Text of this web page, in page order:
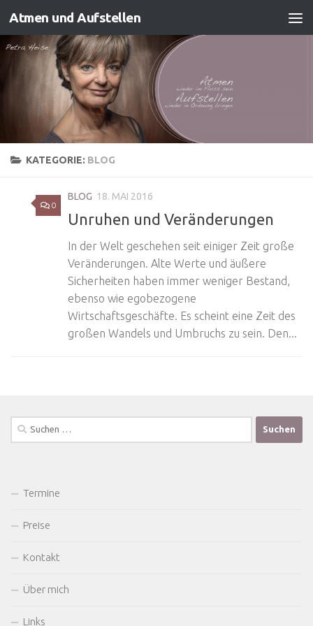
Zum Inhalt springen
Atmen und Aufstellen
KATEGORIE: BLOG
0
BLOG 18. MAI 2016
Unruhen und Veränderungen
In der Welt geschehen seit einiger Zeit große
Veränderungen. Alte Werte und äußere
Sicherheiten haben immer weniger Bestand,
ebenso wie egobezogene
Wirtschaftsgeschäfte. Es scheint eine Zeit des
großen Wandels und Umbruchs zu sein. Den...
Suchen
nach:
Termine
Preise
Kontakt
Über mich
Links